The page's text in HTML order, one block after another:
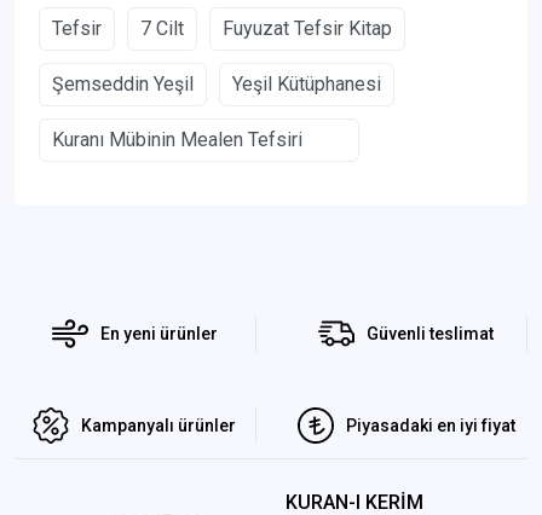
Tefsir 7 Cilt Fuyuzat Tefsir Kitap
Şemseddin Yeşil Yeşil Kütüphanesi
Kuranı Mübinin Mealen Tefsiri
En yeni ürünler Güvenli teslimat
Kampanyalı ürünler Piyasadaki en iyi fiyat
KURAN-I KERİM